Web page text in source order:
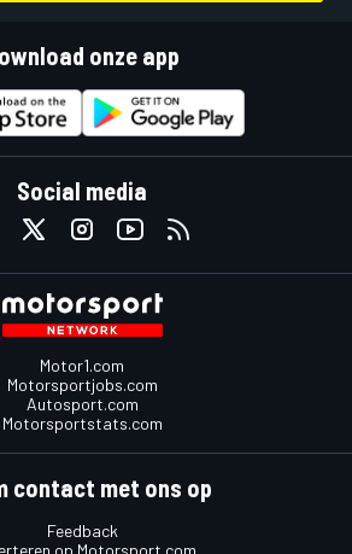
onze app
Social media
Motor1.com
Motorsportjobs.com
Autosport.com
Motorsportstats.com
contact met ons op
Feedback